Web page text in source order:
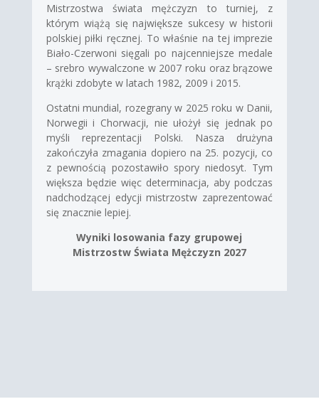
Mistrzostwa świata mężczyzn to turniej, z
którym wiążą się największe sukcesy w historii
polskiej piłki ręcznej. To właśnie na tej imprezie
Biało-Czerwoni sięgali po najcenniejsze medale
– srebro wywalczone w 2007 roku oraz brązowe
krążki zdobyte w latach 1982, 2009 i 2015.
Ostatni mundial, rozegrany w 2025 roku w Danii,
Norwegii i Chorwacji, nie ułożył się jednak po
myśli reprezentacji Polski. Nasza drużyna
zakończyła zmagania dopiero na 25. pozycji, co
z pewnością pozostawiło spory niedosyt. Tym
większa będzie więc determinacja, aby podczas
nadchodzącej edycji mistrzostw zaprezentować
się znacznie lepiej.
Wyniki losowania fazy grupowej
Mistrzostw Świata Mężczyzn 2027